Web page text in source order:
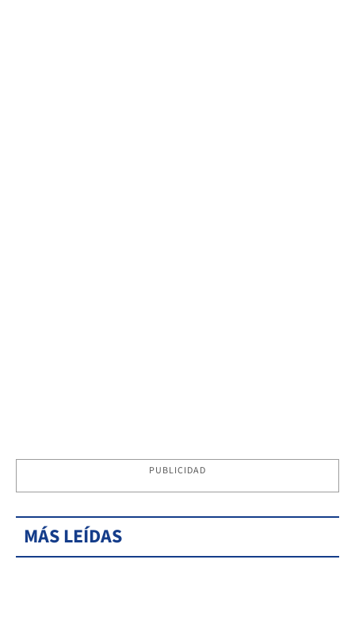
PUBLICIDAD
MÁS LEÍDAS